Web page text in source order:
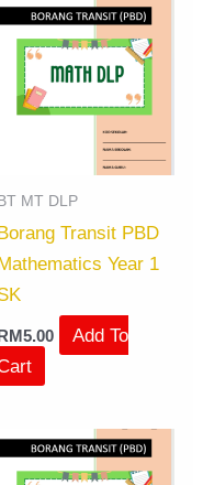
MT DLP
Borang Transit PBD
Mathematics Year 1
5.00
Add To